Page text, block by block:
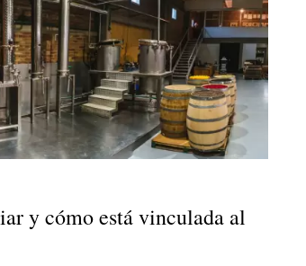
y cómo está vinculada al